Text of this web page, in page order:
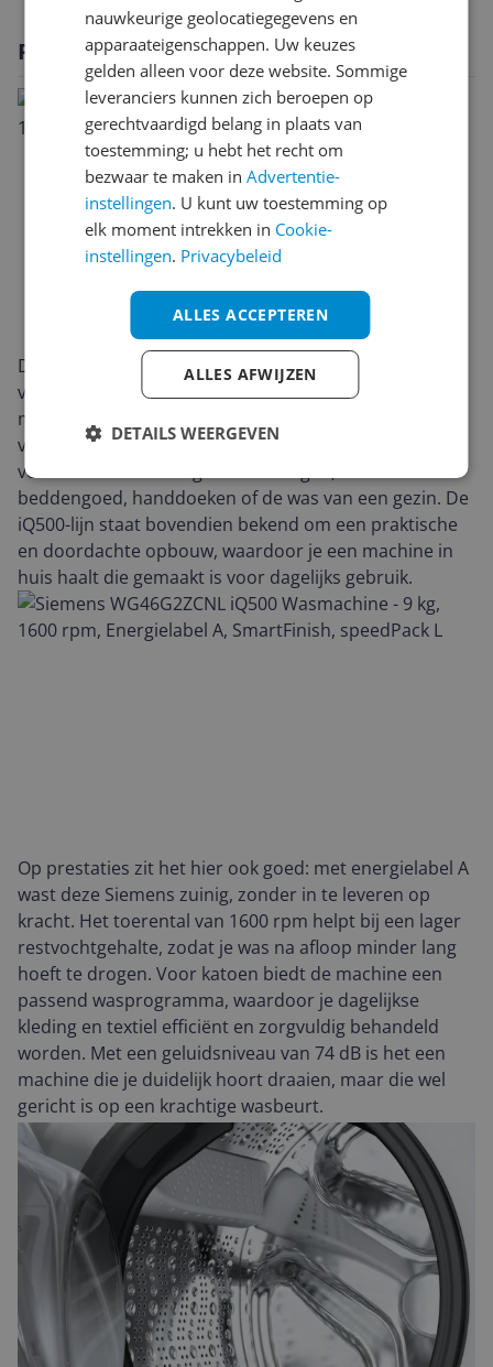
Productomschrijving
De Siemens WG46G2ZCNL iQ500 is een moderne
voorlader met een strakke, neutrale uitstraling die
moeiteloos in de meeste wasruimtes past. Met een
vulgewicht van 9 kg is deze wasmachine ruim genoeg
voor het wassen van grotere ladingen, zoals
beddengoed, handdoeken of de was van een gezin. De
iQ500-lijn staat bovendien bekend om een praktische
en doordachte opbouw, waardoor je een machine in
huis haalt die gemaakt is voor dagelijks gebruik.
Op prestaties zit het hier ook goed: met energielabel A
wast deze Siemens zuinig, zonder in te leveren op
kracht. Het toerental van 1600 rpm helpt bij een lager
restvochtgehalte, zodat je was na afloop minder lang
hoeft te drogen. Voor katoen biedt de machine een
passend wasprogramma, waardoor je dagelijkse
kleding en textiel efficiënt en zorgvuldig behandeld
worden. Met een geluidsniveau van 74 dB is het een
machine die je duidelijk hoort draaien, maar die wel
gericht is op een krachtige wasbeurt.
nauwkeurige geolocatiegegevens en
apparaateigenschappen. Uw keuzes
gelden alleen voor deze website. Sommige
leveranciers kunnen zich beroepen op
gerechtvaardigd belang in plaats van
toestemming; u hebt het recht om
bezwaar te maken inAdvertentie-
instellingen. U kunt uw toestemming op
elk moment intrekken in Cookie-
instellingen. Privacybeleid
ALLES ACCEPTEREN
ALLES AFWIJZEN
DETAILS WEERGEVEN